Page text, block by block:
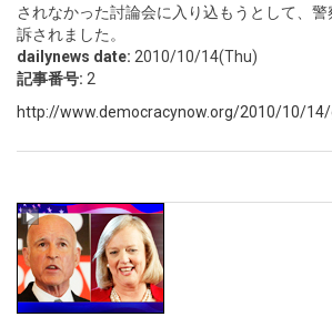
されなかった討論会に入り込もうとして、
訴されました。
dailynews date: 2010/10/14(Thu)
記事番号: 2
http://www.democracynow.org/2010/10/